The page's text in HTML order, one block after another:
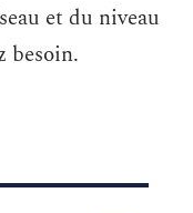
et du niveau
besoin.